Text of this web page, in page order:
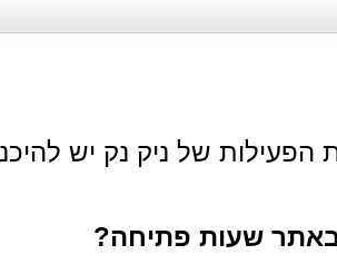
של ניק נק יש
באתר שעות פתיחה?